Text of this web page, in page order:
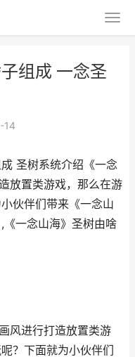
组成 一念圣
14
圣树系统介绍《一念
放置类游戏，那么在游
伙伴们带来《一念山
一念山海》圣树由啥
风进行打造放置类游
？下面就为小伙伴们